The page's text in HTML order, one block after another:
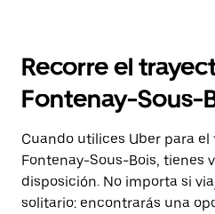
Recorre el
Fontenay-Sous-
Cuando utilices Uber para
Fontenay-Sous-Bois, tienes
disposición. No importa si
solitario: encontrarás una